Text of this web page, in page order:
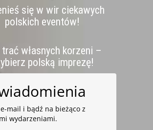
się w wir ciekawych
polskich eventów!
własnych korzeni –
polską imprezę!
mail i bądź na bieżąco z
wydarzeniami.